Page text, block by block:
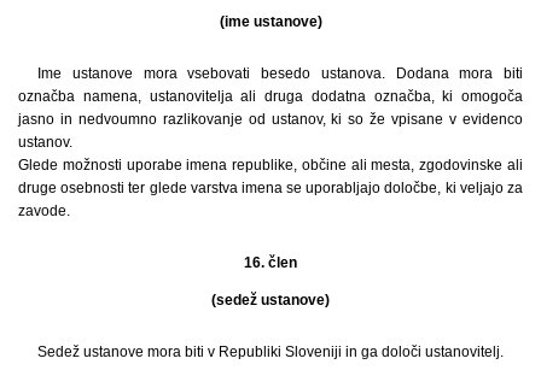
(ime ustanove)
Ime ustanove mora vsebovati besedo ustanova. Dodana mora biti
označba namena, ustanovitelja ali druga dodatna označba, ki omogoča
jasno in nedvoumno razlikovanje od ustanov, ki so že vpisane v evidenco
ustanov.
Glede možnosti uporabe imena republike, občine ali mesta, zgodovinske ali
druge osebnosti ter glede varstva imena se uporabljajo določbe, ki veljajo za
zavode.
16. člen
(sedež ustanove)
Sedež ustanove mora biti v Republiki Sloveniji in ga določi ustanovitelj.